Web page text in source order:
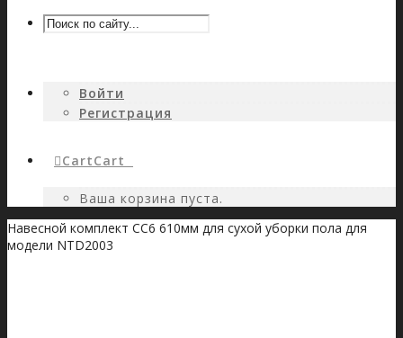
Войти
Регистрация
CartCart
Ваша корзина пуста.
Навесной комплект CC6 610мм для сухой уборки пола для
модели NTD2003